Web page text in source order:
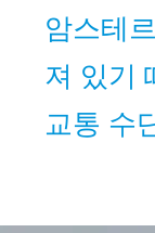
암스테
져 있기
교통 수